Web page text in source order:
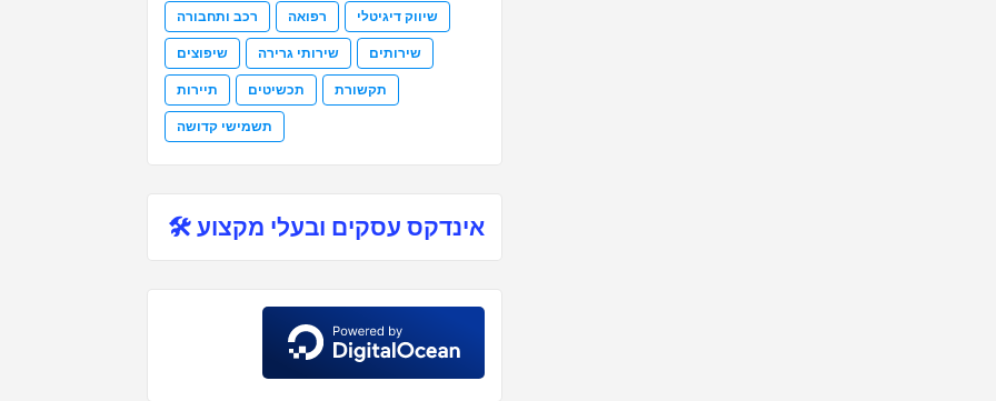
רכב ותחבורה
רפואה
שיווק דיגיטלי
שיפוצים
שירותי גרירה
שירותים
תיירות
תכשיטים
תקשורת
תשמישי קדושה
אינדקס עסקים ובעלי מקצוע 🛠